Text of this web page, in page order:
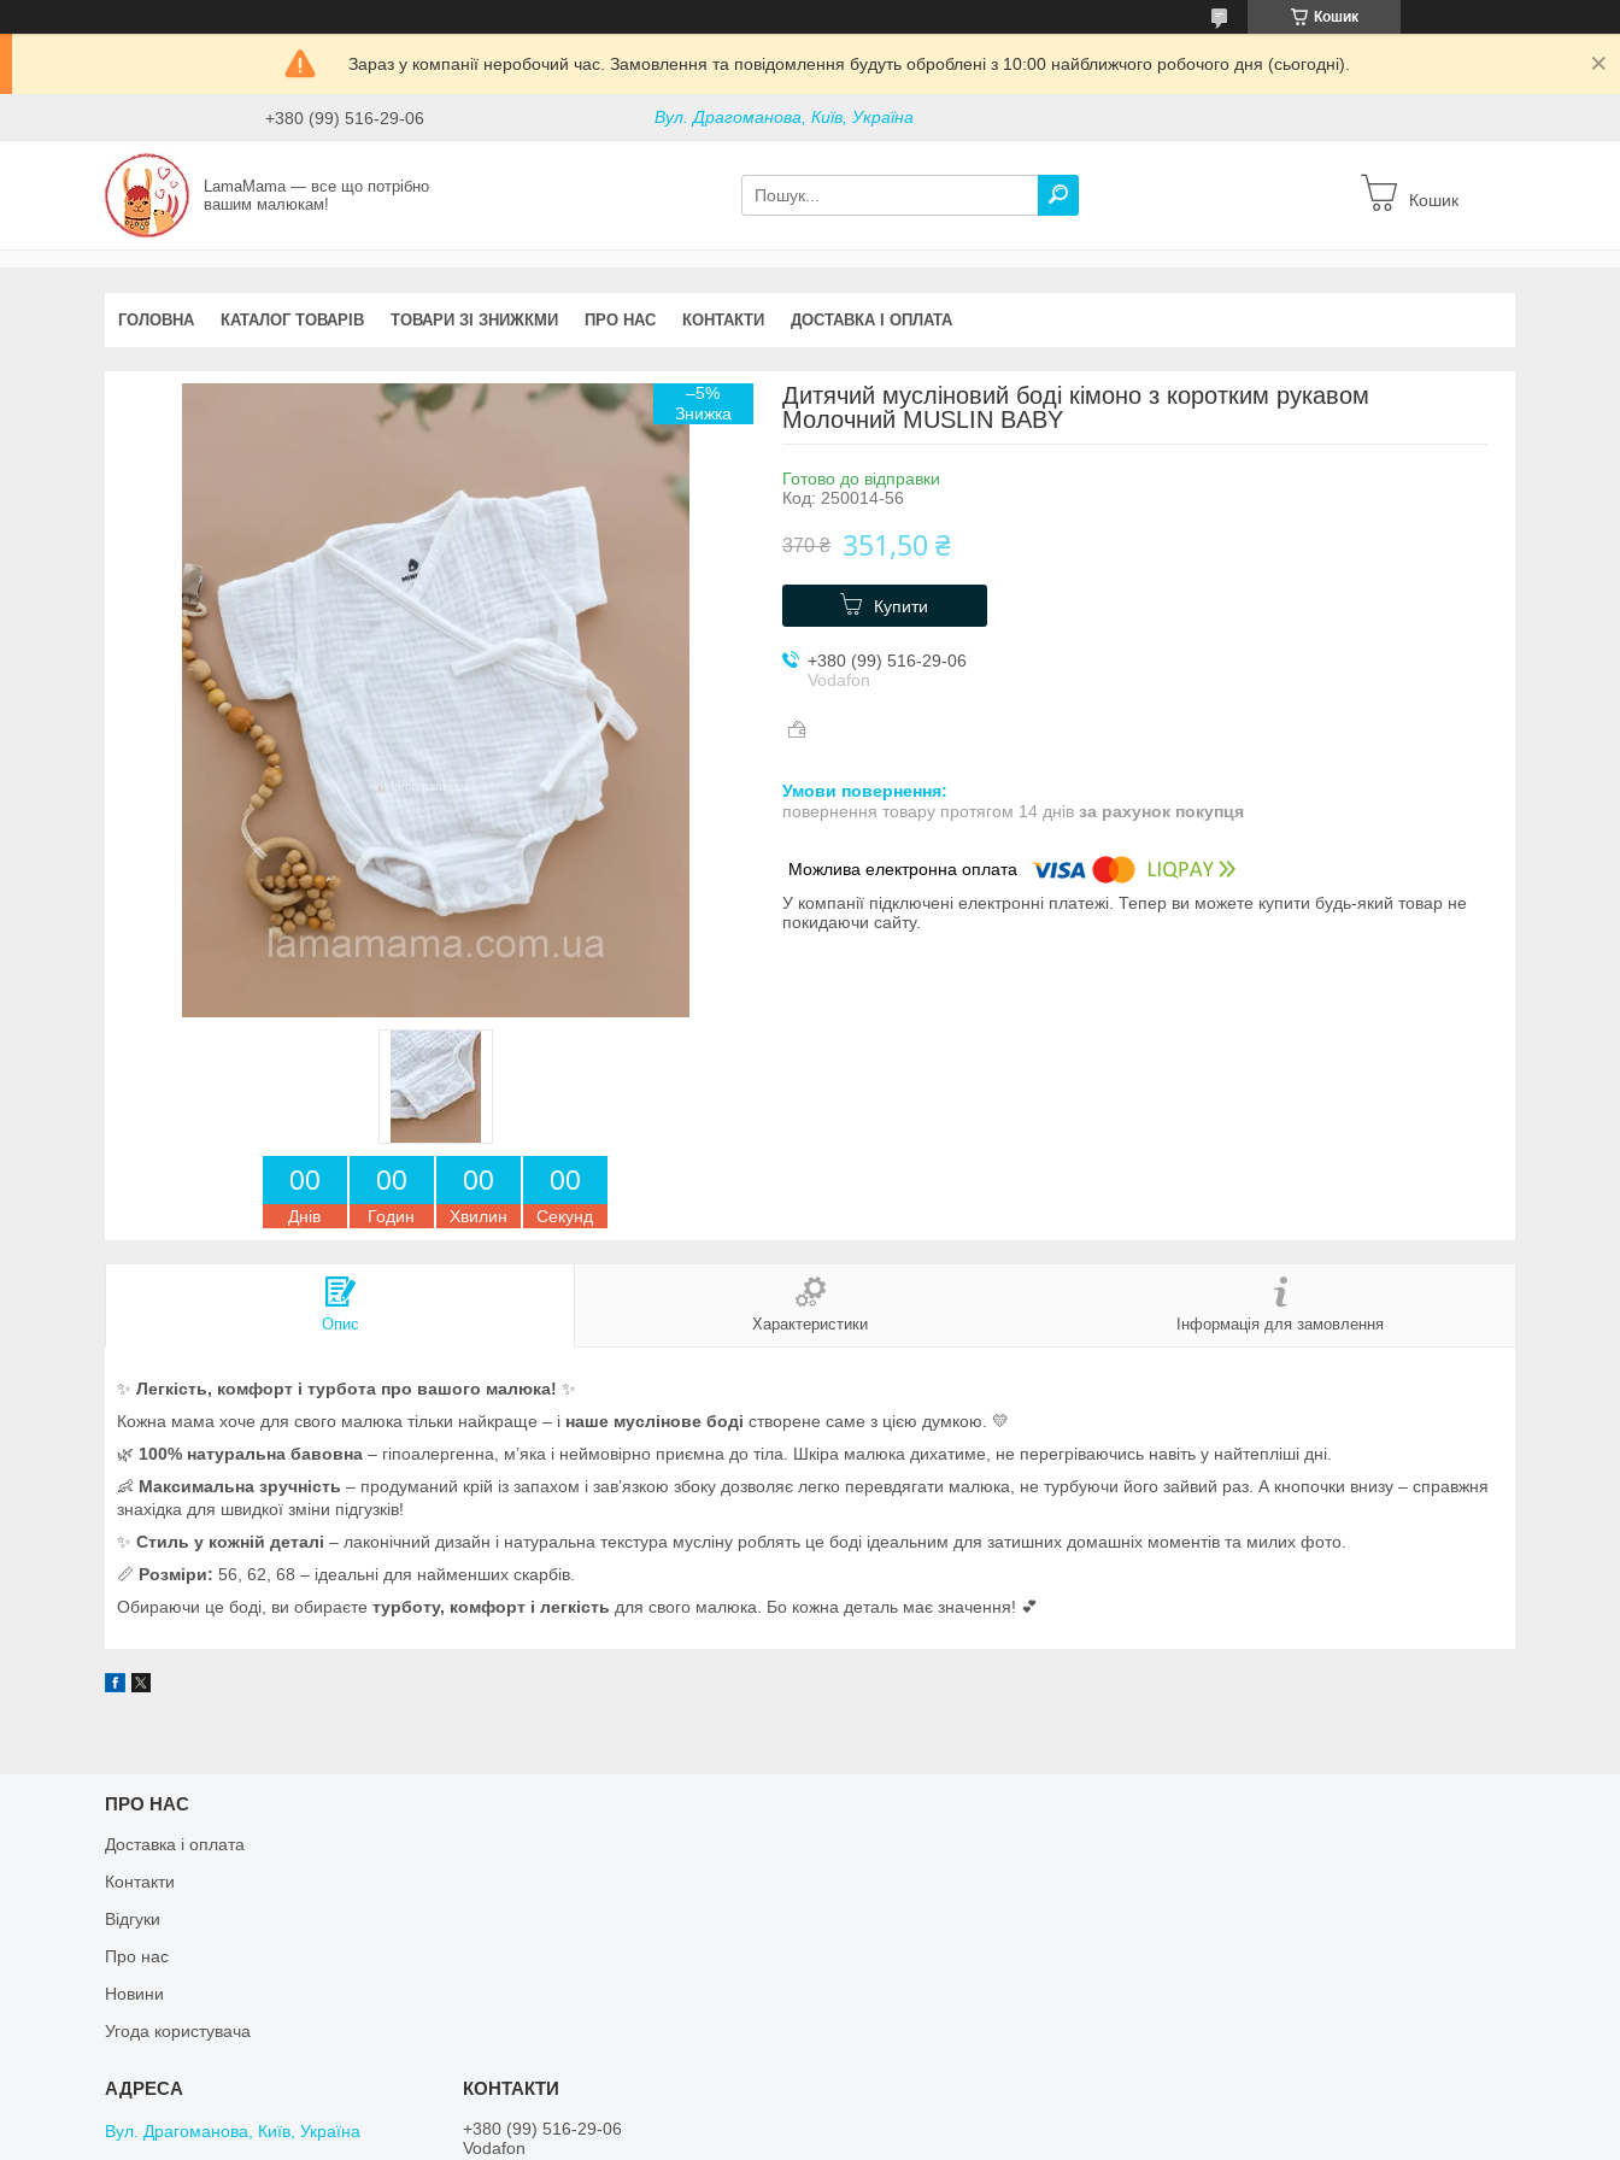
Кошик
Зараз у компанії неробочий час. Замовлення та повідомлення будуть оброблені з 10:00 найближчого робочого дня (сьогодні).
+380 (99) 516-29-06 Вул. Драгоманова, Київ, Україна
LamaMama — все що потрібно
вашим малюкам!
Кошик
ГОЛОВНА КАТАЛОГ ТОВАРІВ ТОВАРИ ЗІ ЗНИЖКМИ ПРО НАС КОНТАКТИ ДОСТАВКА І ОПЛАТА
–5%
00
Днів
00
Годин
00
Хвилин
00
Секунд
Дитячий мусліновий боді кімоно з коротким рукавом
Молочний MUSLIN BABY
Готово до відправки
Код: 250014-56
370 ₴ 351,50 ₴
Купити
+380 (99) 516-29-06
Vodafon
повернення товару протягом 14 днів за рахунок покупця
У компанії підключені електронні платежі. Тепер ви можете купити будь-який товар не
покидаючи сайту.
Опис Характеристики Інформація для замовлення
✨ Легкість, комфорт і турбота про вашого малюка! ✨
Кожна мама хоче для свого малюка тільки найкраще – і наше муслінове боді створене саме з цією думкою. 💛
🌿 100% натуральна бавовна – гіпоалергенна, м’яка і неймовірно приємна до тіла. Шкіра малюка дихатиме, не перегріваючись навіть у найтепліші дні.
👶 Максимальна зручність – продуманий крій із запахом і зав’язкою збоку дозволяє легко перевдягати малюка, не турбуючи його зайвий раз. А кнопочки внизу – справжня
знахідка для швидкої зміни підгузків!
✨ Стиль у кожній деталі – лаконічний дизайн і натуральна текстура мусліну роблять це боді ідеальним для затишних домашніх моментів та милих фото.
📏 Розміри: 56, 62, 68 – ідеальні для найменших скарбів.
Обираючи це боді, ви обираєте турботу, комфорт і легкість для свого малюка. Бо кожна деталь має значення! 💕
ПРО НАС
Доставка і оплата
Контакти
Відгуки
Про нас
Новини
Угода користувача
Вул. Драгоманова, Київ, Україна
+380 (99) 516-29-06
Vodafon